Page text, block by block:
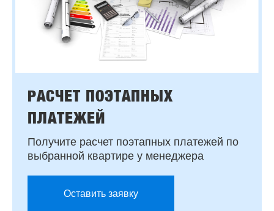
РАСЧЕТ ПОЭТАПНЫХ
ПЛАТЕЖЕЙ
Получите расчет поэтапных платежей по
выбранной квартире у менеджера
Оставить заявку